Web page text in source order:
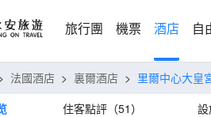
旅行團 機票 酒店 自
法國酒店 > 裏爾酒店 > 里爾中心大皇
住客點評（51）